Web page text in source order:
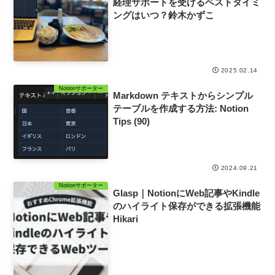
ングはいつ？鈴木かずこ
2025.02.14
Notionサポーター
Markdown テキストからシンプル
テーブルを作成する方法: Notion
Tips (90)
2024.09.21
Notionサポーター
Glasp｜NotionにWeb記事やKindle
のハイライト保存ができる拡張機能
Hikari